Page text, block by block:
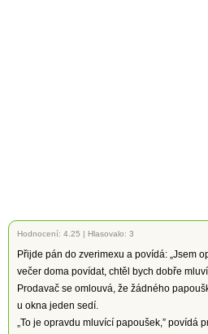
Hodnocení: 4.25 | Hlasovalo: 3
Přijde pán do zverimexu a povídá: „Jsem
večer doma povídat, chtěl bych dobře
Prodavač se omlouvá, že žádného
u okna jeden sedí.
„To je opravdu mluvící papoušek,” povídá